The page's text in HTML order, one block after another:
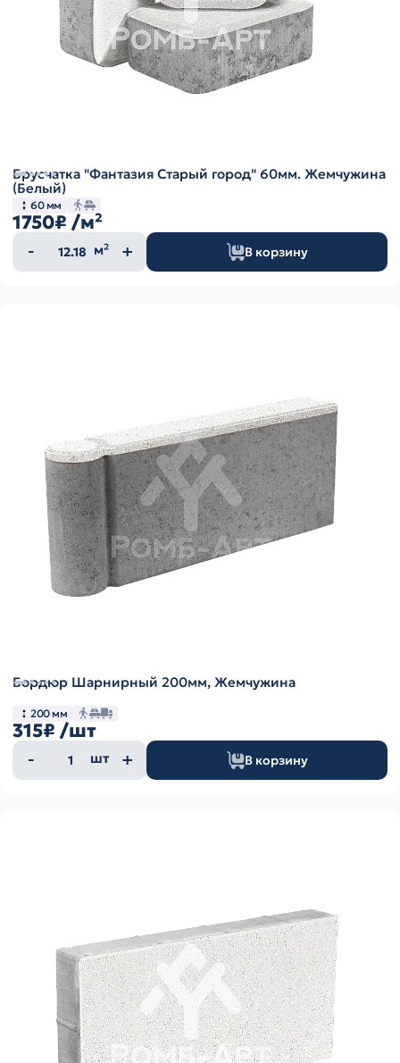
Брусчатка "Фантазия Старый город" 60мм. Жемчужина
(Белый)
60 мм
1750₽ /м²
Количество
товара
м² В корзину
Бордюр Шарнирный 200мм, Жемчужина
200 мм
315₽ /шт
Количество
товара
шт В корзину